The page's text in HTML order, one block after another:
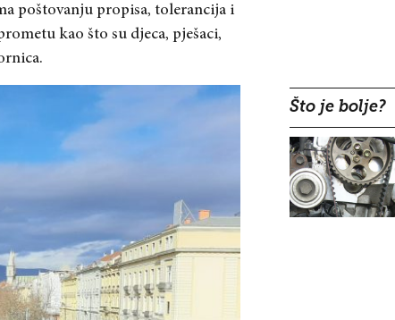
poštovanju propisa, tolerancija i
kao što su djeca, pješaci,
Što je bolje?